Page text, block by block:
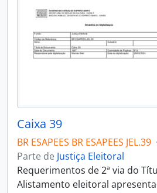
Caixa 39
BR ESAPEES BR ESAPEES JEL.39 ·
Parte de Justiça Eleitoral
Requerimentos de 2ª via do
Alistamento eleitoral